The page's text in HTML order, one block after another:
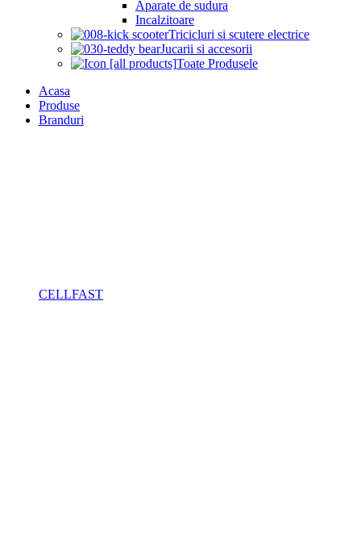
Aparate de sudura
Incalzitoare
Tricicluri si scutere electrice
Jucarii si accesorii
Toate Produsele
Acasa
Produse
Branduri
CELLFAST